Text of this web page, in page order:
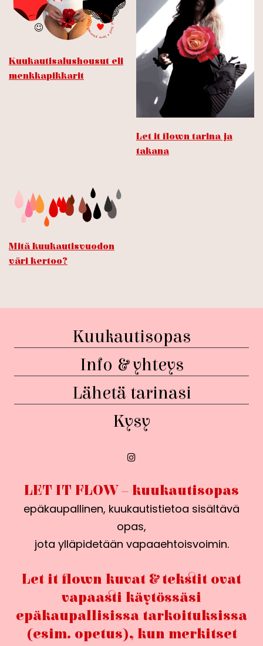
Kuukautisalushousut eli
menkkapikkarit
Let it flown tarina ja
takana
Mitä kuukautisvuodon
väri kertoo?
Kuukautisopas
Info & yhteys
Lähetä tarinasi
Kysy
LET IT FLOW – kuukautisopas
epäkaupallinen, kuukautistietoa sisältävä
opas,
jota ylläpidetään vapaaehtoisvoimin.
Let it flown kuvat & tekstit ovat
vapaasti käytössäsi
epäkaupallisissa tarkoituksissa
(esim. opetus), kun merkitset